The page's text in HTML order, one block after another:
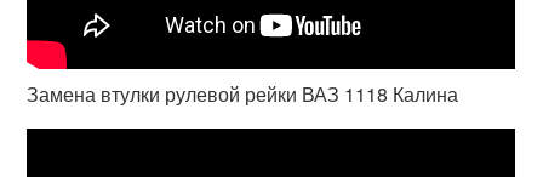
Замена втулки рулевой рейки ВАЗ 1118 Калина